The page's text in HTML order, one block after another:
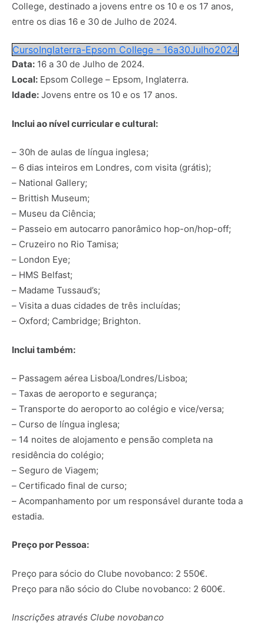
College, destinado a jovens entre os 10 e os 17 anos,
entre os dias 16 e 30 de Julho de 2024.
CursoInglaterra-Epsom College - 16a30Julho2024
Data: 16 a 30 de Julho de 2024.
Local: Epsom College – Epsom, Inglaterra.
Idade: Jovens entre os 10 e os 17 anos.
Inclui ao nível curricular e cultural:
– 30h de aulas de língua inglesa;
– 6 dias inteiros em Londres, com visita (grátis);
– National Gallery;
– Brittish Museum;
– Museu da Ciência;
– Passeio em autocarro panorâmico hop-on/hop-off;
– Cruzeiro no Rio Tamisa;
– London Eye;
– HMS Belfast;
– Madame Tussaud’s;
– Visita a duas cidades de três incluídas;
– Oxford; Cambridge; Brighton.
Inclui também:
– Passagem aérea Lisboa/Londres/Lisboa;
– Taxas de aeroporto e segurança;
– Transporte do aeroporto ao colégio e vice/versa;
– Curso de língua inglesa;
– 14 noites de alojamento e pensão completa na
residência do colégio;
– Seguro de Viagem;
– Certificado final de curso;
– Acompanhamento por um responsável durante toda a
estadia.
Preço por Pessoa:
Preço para sócio do Clube novobanco: 2 550€.
Preço para não sócio do Clube novobanco: 2 600€.
Inscrições através Clube novobanco